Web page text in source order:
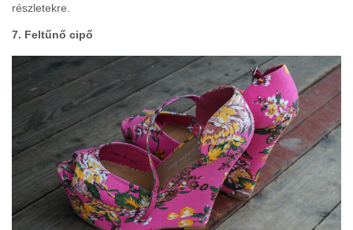
részletekre.
7. Feltűnő cipő